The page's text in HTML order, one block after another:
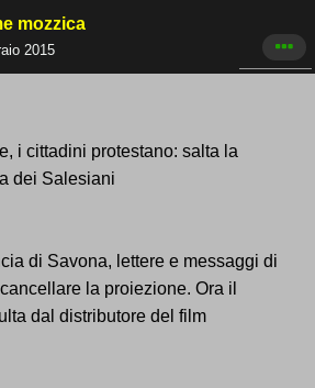
mozzica
2015
i cittadini protestano: salta la
dei Salesiani
di Savona, lettere e messaggi di
la proiezione. Ora il
dal distributore del film